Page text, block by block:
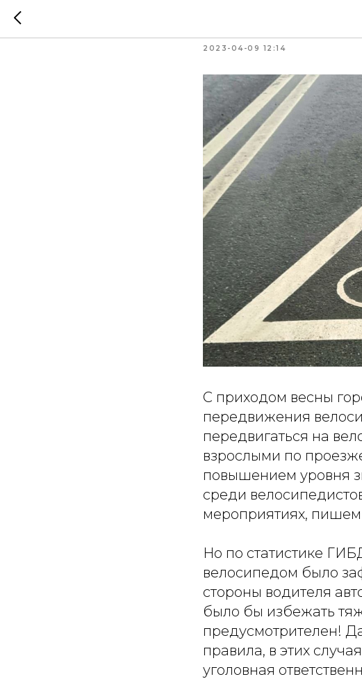
2023-04-09 12:14
С приходом весны
передвижения
передвигаться на
взрослыми по
повышением уровня
среди
мероприятиях,
Но по статистике
велосипедом было
стороны водителя
было бы избежать
предусмотрителен!
правила, в этих
уголовная